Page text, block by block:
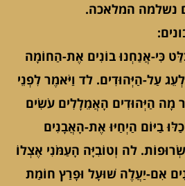
כִּי-אֲנַחְנוּ בוֹנִים אֶת-הַחוֹמָה
עַל-הַיְּהוּדִים. לד וַיֹּאמֶר לִפְנֵי
מָה הַיְּהוּדִים הָאֲמֵלָלִים עֹשִׂים
בַיּוֹם הַיְחַיּוּ אֶת-הָאֲבָנִים
לה וְטוֹבִיָּה הָעַמֹּנִי אֶצְלוֹ
אִם-יַעֲלֶה שׁוּעָל וּפָרַץ חוֹמַת